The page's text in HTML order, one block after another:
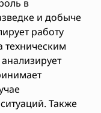
в
и добыче
работу
техническим
Также